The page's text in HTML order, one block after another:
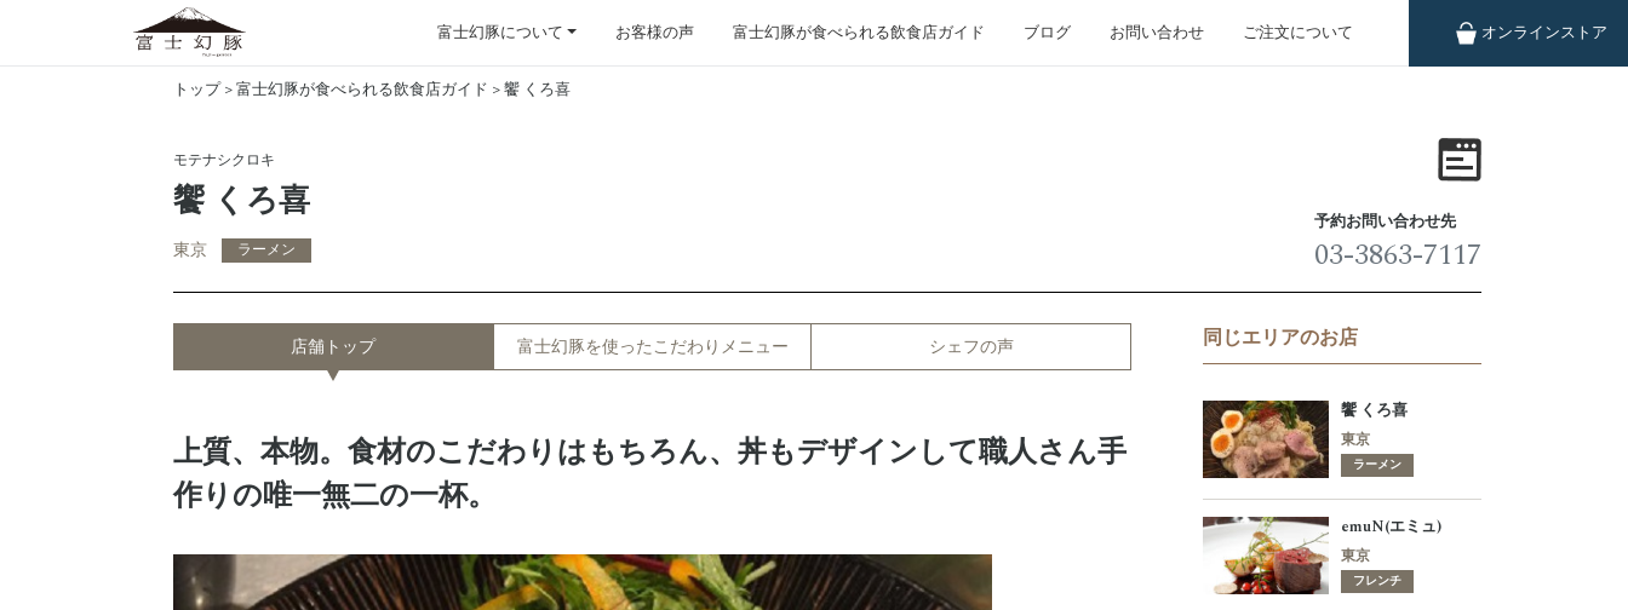
富士幻豚について お客様の声 富士幻豚が食べられる飲食店ガイド ブログ お問い合わせ ご注文について オンラインストア
トップ>富士幻豚が食べられる飲食店ガイド >饗 くろ喜
モテナシクロキ
饗 くろ喜
東京 ラーメン
予約お問い合わせ先
03-3863-7117
店舗トップ 富士幻豚を使ったこだわりメニュー シェフの声
上質、本物。食材のこだわりはもちろん、丼もデザインして職人さん手
作りの唯一無二の一杯。
同じエリアのお店
饗 くろ喜
東京
ラーメン
emuN(エミュ)
東京
フレンチ